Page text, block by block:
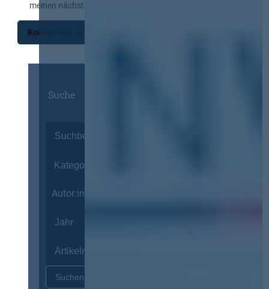
meinen nächsten Kommentar speichern.
Suche
Autor:innen